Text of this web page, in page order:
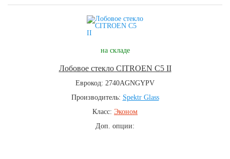
на складе
Лобовое стекло CITROEN C5 II
Еврокод: 2740AGNGYPV
Производитель: Spektr Glass
Класс: Эконом
Доп. опции: